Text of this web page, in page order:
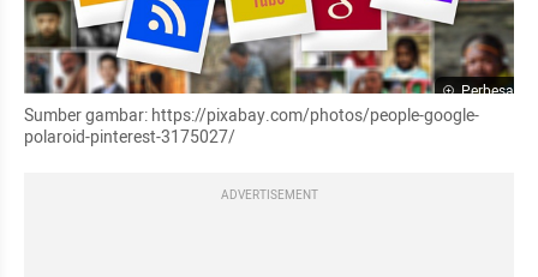
Perbesar
Sumber gambar: https://pixabay.com/photos/people-google-
polaroid-pinterest-3175027/
ADVERTISEMENT